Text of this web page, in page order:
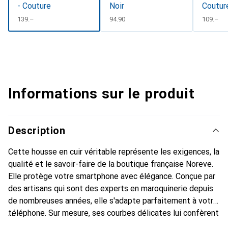
- Couture
CHF
139.–
Noir
CHF
94.90 CHF
109.–
Informations sur le produit
Description
Cette housse en cuir véritable représente les exigences, la
qualité et le savoir-faire de la boutique française Noreve.
Elle protège votre smartphone avec élégance. Conçue par
des artisans qui sont des experts en maroquinerie depuis
de nombreuses années, elle s'adapte parfaitement à votre
téléphone. Sur mesure, ses courbes délicates lui confèrent